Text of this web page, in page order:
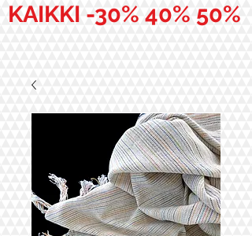
KAIKKI -30% 40% 50%